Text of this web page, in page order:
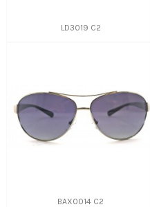
LD3019 C2
BAX0014 C2